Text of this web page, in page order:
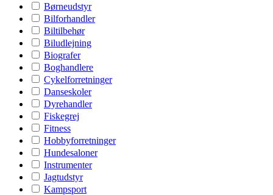
Børneudstyr
Bilforhandler
Biltilbehør
Biludlejning
Biografer
Boghandlere
Cykelforretninger
Danseskoler
Dyrehandler
Fiskegrej
Fitness
Hobbyforretninger
Hundesaloner
Instrumenter
Jagtudstyr
Kampsport